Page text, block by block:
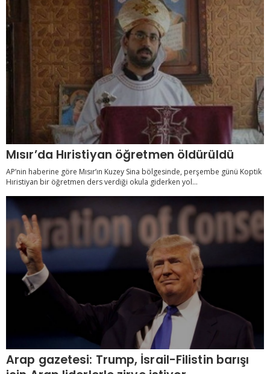
Mısır’da Hıristiyan öğretmen öldürüldü
AP’nin haberine göre Mısır’ın Kuzey Sina bölgesinde, perşembe günü Koptik
Hıristiyan bir öğretmen ders verdiği okula giderken yol...
Arap gazetesi: Trump, İsrail-Filistin barışı